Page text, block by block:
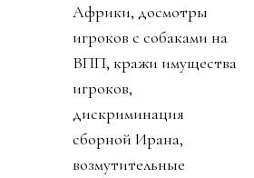
Африки, досмотры
игроков с собаками на
ВПП, кражи имущества
игроков,
дискриминация
сборной Ирана,
возмутительные